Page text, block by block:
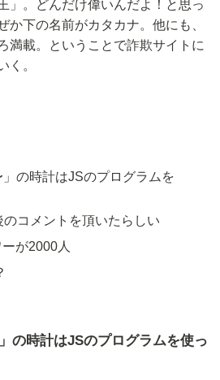
」。どんだけ偉いんだよ！と思っ
か下の名前がカタカナ。他にも、
満載。ということで詐欺サイトに
く。
」の時計はJSのプログラムを
コメントを頂いたらしい
が2000人
の時計はJSのプログラムを使っ